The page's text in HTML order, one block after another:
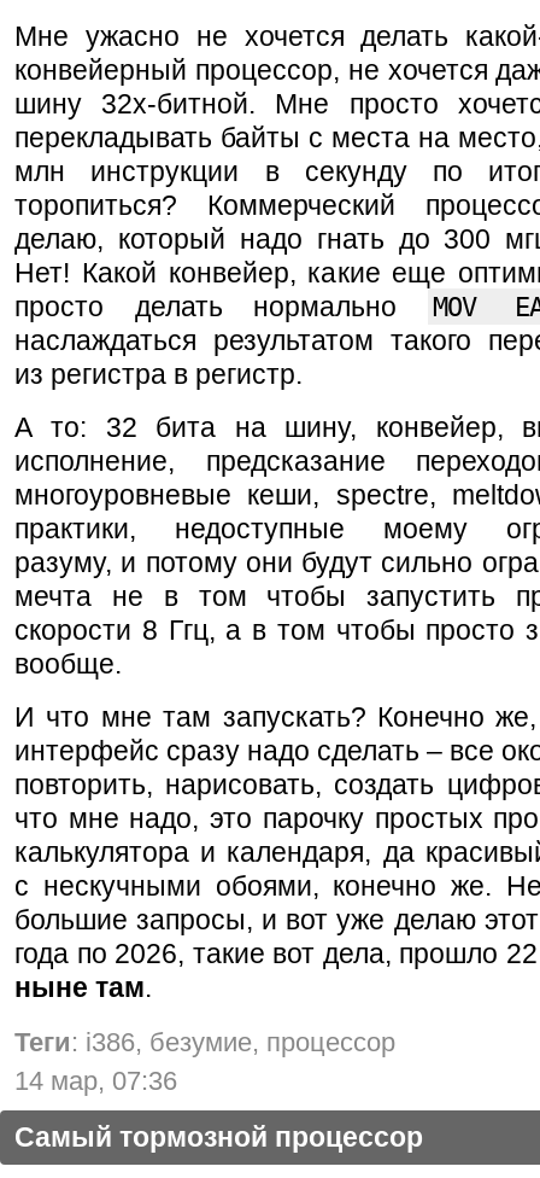
Мне ужасно не хочется делать
конвейерный процессор, не хочется
шину 32х-битной. Мне просто
перекладывать байты с места на
млн инструкции в секунду по
торопиться? Коммерческий
делаю, который надо гнать до 300
Нет! Какой конвейер, какие еще
просто делать нормально
MOV
наслаждаться результатом такого
из регистра в регистр.
А то: 32 бита на шину, конвейер,
исполнение, предсказание
многоуровневые кеши, spectre,
практики, недоступные моему
разуму, и потому они будут сильно
мечта не в том чтобы запустить
скорости 8 Ггц, а в том чтобы просто
вообще.
И что мне там запускать? Конечно
интерфейс сразу надо сделать – все
повторить, нарисовать, создать
что мне надо, это парочку простых
калькулятора и календаря, да
с нескучными обоями, конечно же.
большие запросы, и вот уже делаю
года по 2026, такие вот дела, прошло
ныне там.
Теги: i386, безумие, процессор
14 мар, 07:36
Самый тормозной процессор